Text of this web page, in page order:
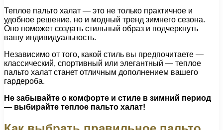
Теплое пальто халат — это не только практичное и
удобное решение, но и модный тренд зимнего сезона.
Оно поможет создать стильный образ и подчеркнуть
вашу индивидуальность.
Независимо от того, какой стиль вы предпочитаете —
классический, спортивный или элегантный — теплое
пальто халат станет отличным дополнением вашего
гардероба.
Не забывайте о комфорте и стиле в зимний период
— выбирайте теплое пальто халат!